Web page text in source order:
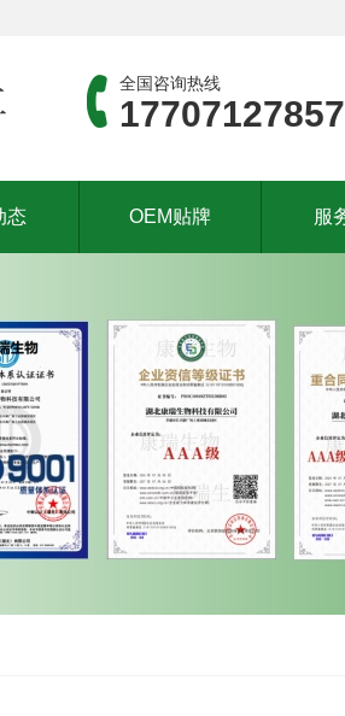
全国咨询热线
17707127857
态 OEM贴牌 服